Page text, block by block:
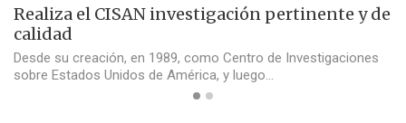
Realiza el CISAN investigación pertinente y de
calidad
Desde su creación, en 1989, como Centro de Investigaciones
sobre Estados Unidos de América, y luego…